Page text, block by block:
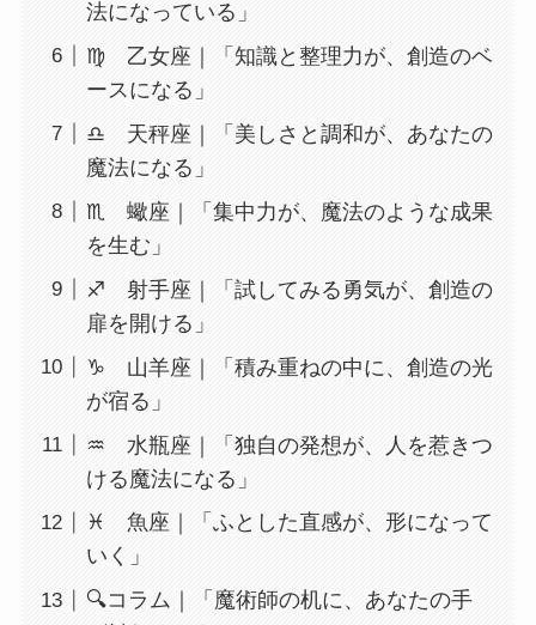
法になっている」
♍ 乙女座｜「知識と整理力が、創造のベ
ースになる」
♎ 天秤座｜「美しさと調和が、あなたの
魔法になる」
♏ 蠍座｜「集中力が、魔法のような成果
を生む」
♐ 射手座｜「試してみる勇気が、創造の
扉を開ける」
♑ 山羊座｜「積み重ねの中に、創造の光
が宿る」
♒ 水瓶座｜「独自の発想が、人を惹きつ
ける魔法になる」
♓ 魚座｜「ふとした直感が、形になって
いく」
🔍コラム｜「魔術師の机に、あなたの手